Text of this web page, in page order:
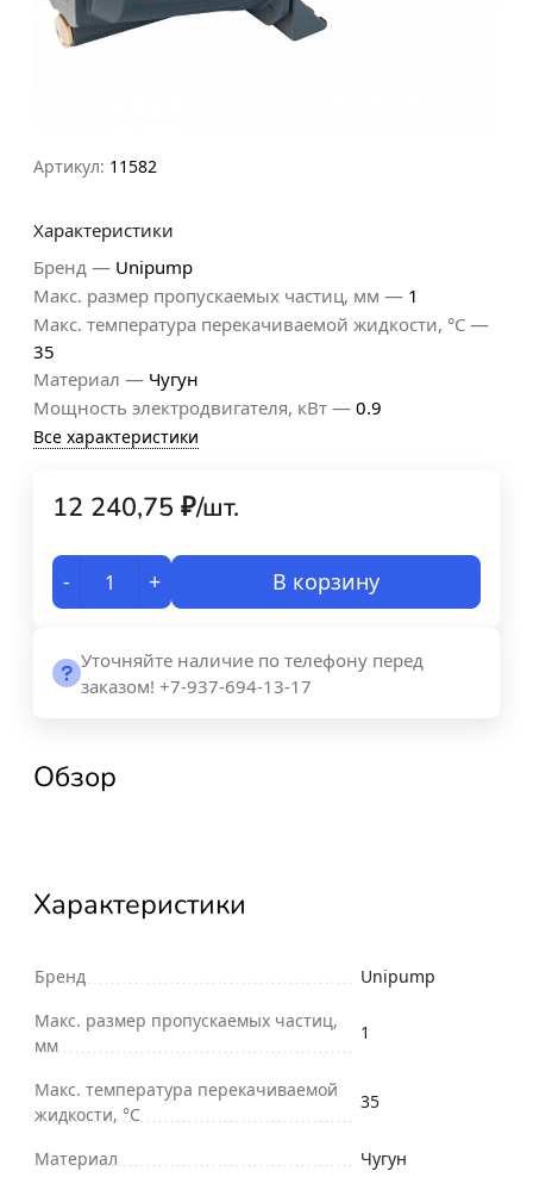
Артикул: 11582
Характеристики
Бренд — Unipump
Макс. размер пропускаемых частиц, мм — 1
Макс. температура перекачиваемой жидкости, °C —
35
Материал — Чугун
Мощность электродвигателя, кВт — 0.9
Все характеристики
12 240,75 ₽/шт.
- + В корзину
Уточняйте наличие по телефону перед
заказом! +7-937-694-13-17
Обзор
Характеристики
Бренд
Unipump
Макс. размер пропускаемых частиц,
мм
1
Макс. температура перекачиваемой
жидкости, °C
35
Материал
Чугун